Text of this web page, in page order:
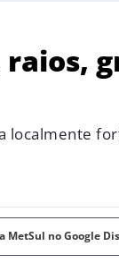
localmente
MetSul no Google